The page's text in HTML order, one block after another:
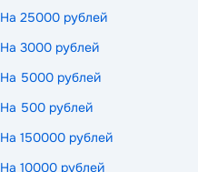
На 25000 рублей
На 3000 рублей
На 5000 рублей
На 500 рублей
На 150000 рублей
На 10000 рублей